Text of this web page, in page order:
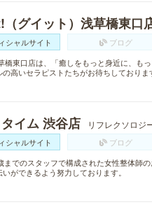
グイット）浅草橋東口
シャルサイト
ブログ
橋東口店は、「癒しをもっと身近に、も
高いセラピストたちがお待ちしておりま
イム 渋谷店 リフレクソロジ
シャルサイト
ブログ
までのスタッフで構成された女性整体師
ができるよう努力しております。